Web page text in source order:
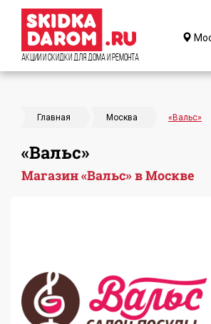
Акции и Скидки для дома и ремонта
Главная Москва «Вальс»
«Вальс»
Магазин «Вальс» в Москве